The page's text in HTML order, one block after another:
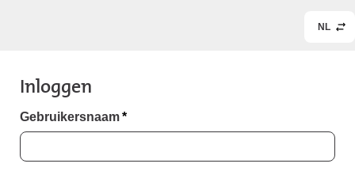
NL
Inloggen
Gebruikersnaam*